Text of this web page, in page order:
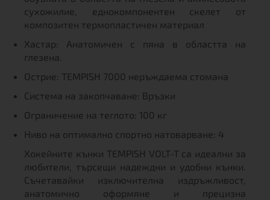
сухожилие, еднокомпонентен скелет от
композитен термопластичен материал
Хастар: Анатомичен с пяна в областта на
глезена.
Острие: TEMPISH 7000 неръждаема стомана
Система на закопчаване: Връзки
Ограничение на теглото: 100 кг
Ниво на оптимално спортно натоварване: 4
Хокейните кънки TEMPISH VOLT-T са идеални за
любители, търсещи надеждни и удобни кънки.
Съчетавайки изключителна издръжливост,
анатомично оформяне и прецизна